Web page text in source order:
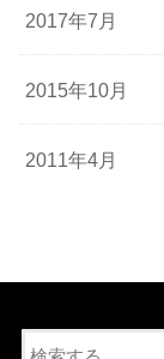
2017年7月
2015年10月
2011年4月